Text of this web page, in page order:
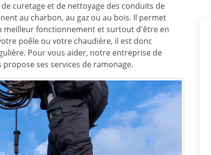
curetage et de nettoyage des conduits de
au charbon, au gaz ou au bois. Il permet
meilleur fonctionnement et surtout d'être en
poêle ou votre chaudière, il est donc
Pour vous aider, notre entreprise de
propose ses services de ramonage.